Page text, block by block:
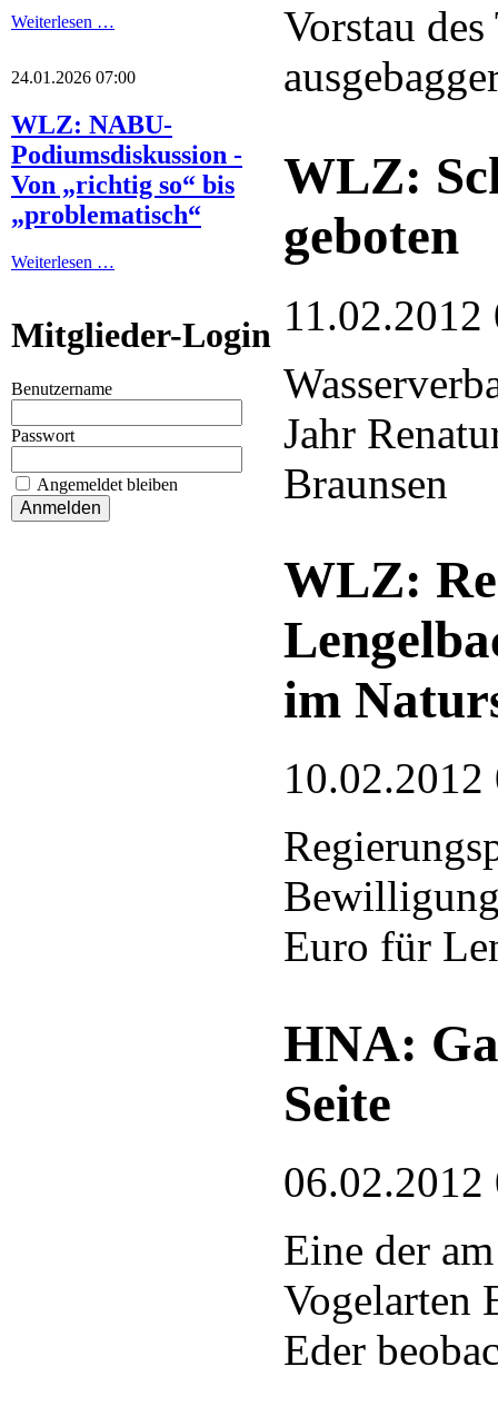
Weiterlesen …
24.01.2026 07:00
WLZ: NABU-
Podiumsdiskussion -
Von „richtig so“ bis
„problematisch“
Weiterlesen …
Mitglieder-Login
Benutzername
Passwort
Angemeldet bleiben
Vorstau
WLZ:
geboten
11.02.2012
Jahr
Braunsen
WLZ:
im
10.02.2012
Euro für
HNA:
Seite
06.02.2012
Eine der
Vogelarten
Eder